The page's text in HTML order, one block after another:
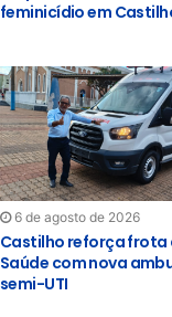
feminicídio em
6 de agosto de 2026
Castilho reforça frota
Saúde com nova
semi-UTI